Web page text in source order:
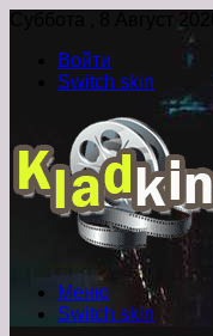
Суббота , 8 Август 2026
Войти
Switch skin
Меню
Switch skin